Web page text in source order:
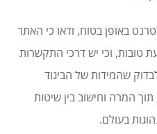
באופן בטוח, ודאו כי האתר
טובות, וכי יש דרכי התקשרות
שהמידות של הביגוד
המרה וחישוב בין שיטות
בעולם.